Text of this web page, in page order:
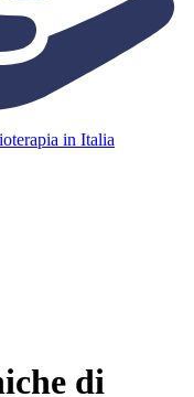
in Italia
di